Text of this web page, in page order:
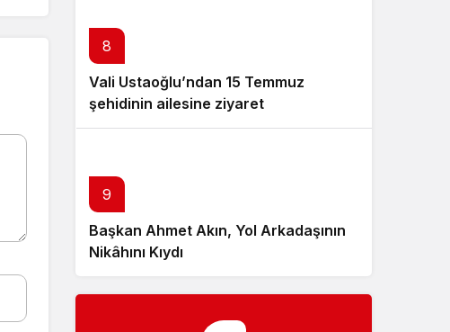
8
Vali Ustaoğlu’ndan 15 Temmuz
şehidinin ailesine ziyaret
9
Başkan Ahmet Akın, Yol Arkadaşının
Nikâhını Kıydı
10
Przędza Akryl – Producent 100%
Recyklingu